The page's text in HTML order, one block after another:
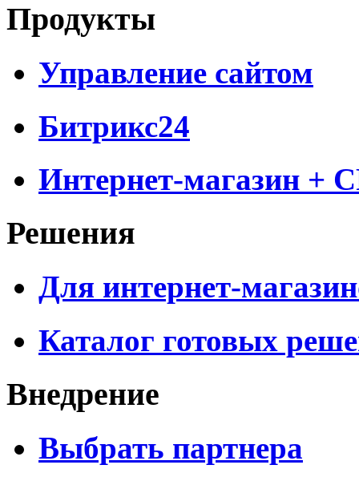
Продукты
Управление сайтом
Битрикс24
Интернет-магазин +
Решения
Для интернет-
Каталог готовых
Внедрение
Выбрать партнера